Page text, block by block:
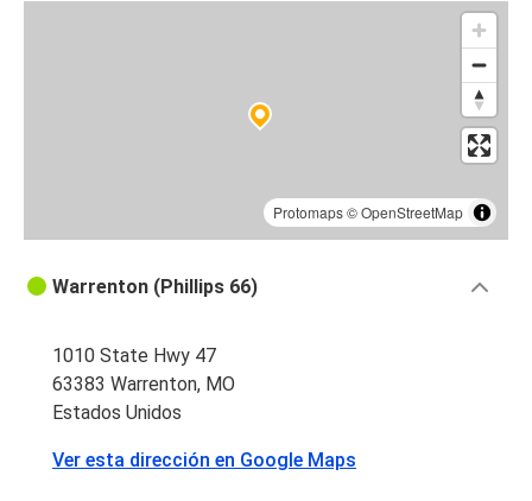
Protomaps©OpenStreetMap
Warrenton (Phillips 66)
1010 State Hwy 47
63383 Warrenton, MO
Estados Unidos
Ver esta dirección en Google Maps